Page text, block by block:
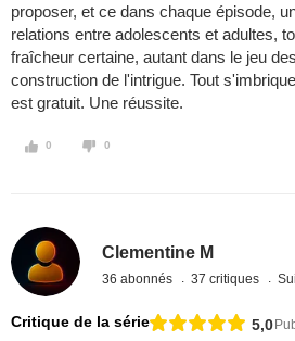
proposer, et ce dans chaque épisode,
relations entre adolescents et adultes,
fraîcheur certaine, autant dans le jeu
construction de l'intrigue. Tout
est gratuit. Une réussite.
0 0
Clementine M
36 abonnés 37 critiques
Critique de la série 5,0